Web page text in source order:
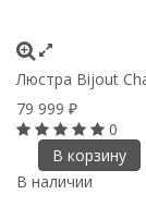
Люстра Bijout
79 999 ₽
0
В корзину
В наличии